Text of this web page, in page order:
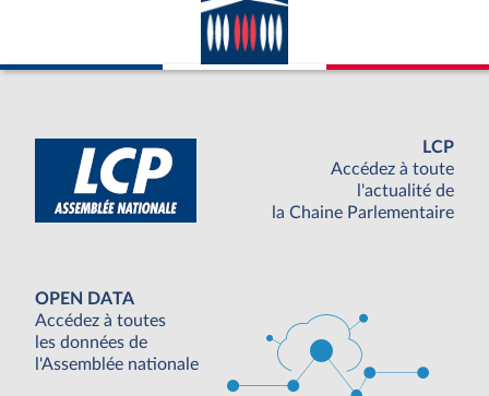
LCP
Accédez à toute
l'actualité de
la Chaine Parlementaire
OPEN DATA
Accédez à toutes
les données de
l'Assemblée nationale